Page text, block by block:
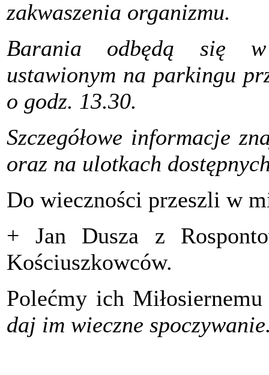
zakwaszenia organizmu.
Barania odbędą się w
ustawionym na parkingu
o godz. 13.30.
Szczegółowe informacje
oraz na ulotkach
Do wieczności przeszli w
+ Jan Dusza z
Kościuszkowców.
Polećmy ich
daj im wieczne